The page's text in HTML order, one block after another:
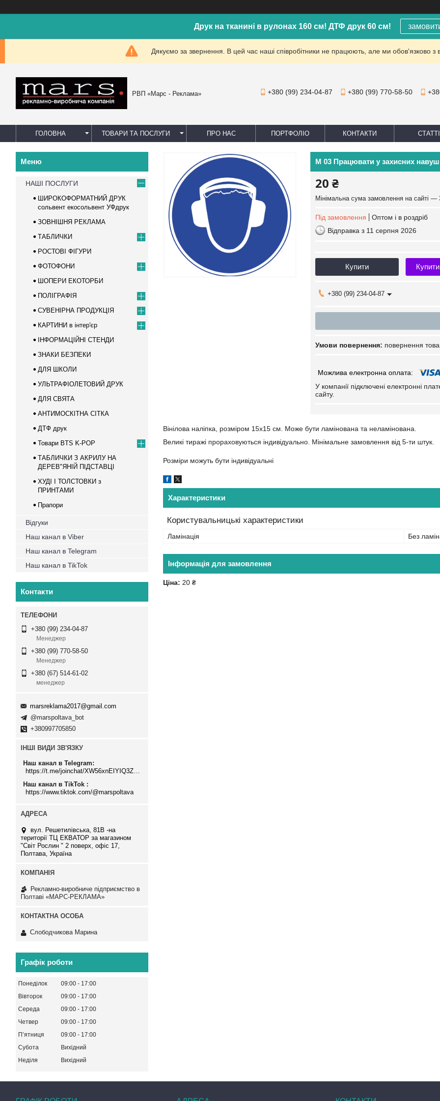
Друк на тканині в рулонах 160 см! ДТФ друк 60 см!
Дякуємо за звернення. В цей час наші співробітники не працюють, але ми обов'язково
РВП «Марс - Реклама» +380 (99) 234-04-87 +380 (99) 770-58-50
ГОЛОВНА ТОВАРИ ТА ПОСЛУГИ ПРО НАС ПОРТФОЛІО КОНТАКТИ СТАТТІ
M 03 Працювати у захисних
20 ₴
Мінімальна сума замовлення на сайті —
Під замовлення
Оптом і в роздріб
Відправка з 11 серпня 2026
Купити
+380 (99) 234-04-87
повернення
У компанії підключені електронні
сайту.
Вінілова наліпка, розміром 15х15 см. Може бути ламінована та неламінована.
Великі тиражі прораховуються індивідуально. Мінімальне замовлення від 5-ти штук.
Розміри можуть бути індивідуальні
Характеристики
Користувальницькі характеристики
Ламінація Без
Інформація для замовлення
Ціна: 20 ₴
НАШІ ПОСЛУГИ
ШИРОКОФОРМАТНИЙ ДРУК
сольвент екосольвент УФдрук
ЗОВНІШНЯ РЕКЛАМА
ТАБЛИЧКИ
РОСТОВІ ФІГУРИ
ФОТОФОНИ
ШОПЕРИ ЕКОТОРБИ
ПОЛІГРАФІЯ
СУВЕНІРНА ПРОДУКЦІЯ
КАРТИНИ в інтер'єр
ІНФОРМАЦІЙНІ СТЕНДИ
ЗНАКИ БЕЗПЕКИ
ДЛЯ ШКОЛИ
УЛЬТРАФІОЛЕТОВИЙ ДРУК
ДЛЯ СВЯТА
АНТИМОСКІТНА СІТКА
ДТФ друк
Товари BTS K-POP
ТАБЛИЧКИ З АКРИЛУ НА
ДЕРЕВ"ЯНІЙ ПІДСТАВЦІ
ХУДІ І ТОЛСТОВКИ з
ПРИНТАМИ
Прапори
Відгуки
Наш канал в Viber
Наш канал в Telegram
Наш канал в TikTok
Контакти
+380 (99) 234-04-87
Менеджер
+380 (99) 770-58-50
Менеджер
+380 (67) 514-61-02
менеджер
marsreklama2017@gmail.com
@marspoltava_bot
+380997705850
ІНШІ ВИДИ ЗВ'ЯЗКУ
Наш канал в Telegram
https://t.me/joinchat/XW56xnEIYIQ3ZTJi
Наш канал в TikTok
https://www.tiktok.com/@marspoltava
вул. Решетилівська, 81В -на
території ТЦ ЕКВАТОР за магазином
"Світ Рослин " 2 поверх, офіс 17,
Полтава, Україна
Рекламно-виробниче підприємство в
Полтаві «МАРС-РЕКЛАМА»
Слободчикова Марина
Графік роботи
Понеділок 09:00
17:00
Вівторок
09:00
17:00
Середа
09:00
17:00
Четвер
09:00
17:00
Пʼятниця
09:00
17:00
Субота
Вихідний
Неділя
Вихідний